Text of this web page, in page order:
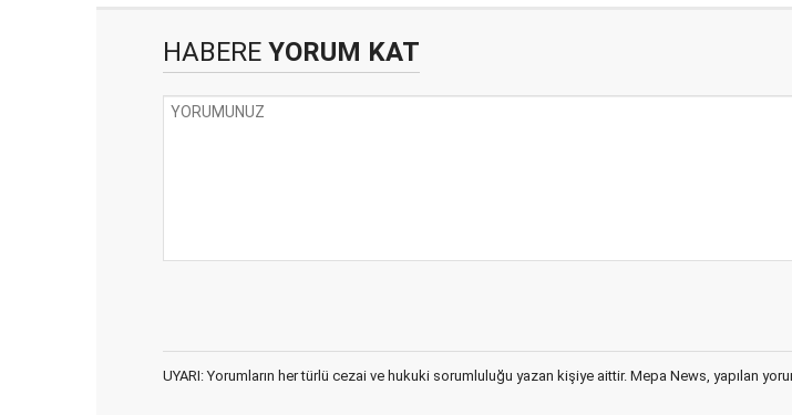
HABERE YORUM KAT
UYARI: Yorumların her türlü cezai ve hukuki sorumluluğu yazan kişiye aittir. Mepa News, yapılan